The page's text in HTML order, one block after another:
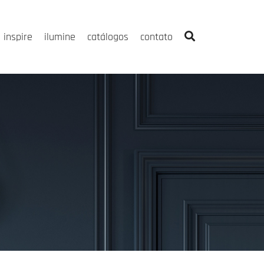
inspire ilumine catálogos contato